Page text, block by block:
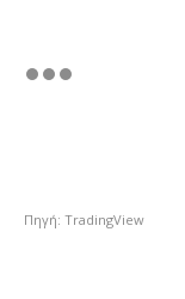
Πηγή: TradingView